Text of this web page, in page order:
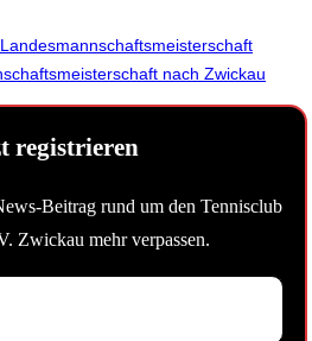
nach Zwickau
registrieren
Beitrag rund um den Tennisclub
Zwickau mehr verpassen.